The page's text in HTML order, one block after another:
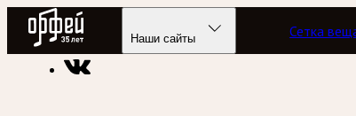
Радио Орфей
Наши сайты Сетка
Радио классической музыки «Орфей» Подкасты